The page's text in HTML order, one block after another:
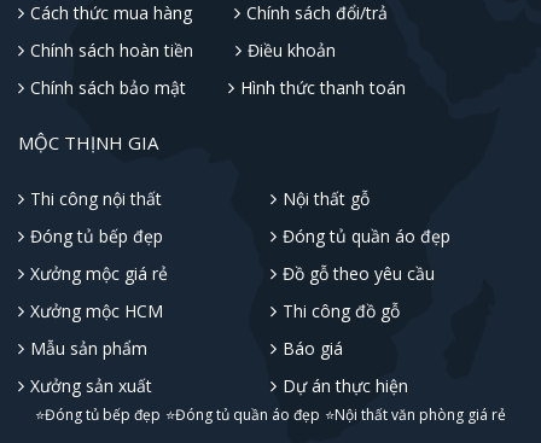
Cách thức mua hàng
Chính sách đổi/trả
Chính sách hoàn tiền
Điều khoản
Chính sách bảo mật
Hình thức thanh toán
MỘC THỊNH GIA
Thi công nội thất
Nội thất gỗ
Đóng tủ bếp đẹp
Đóng tủ quần áo đẹp
Xưởng mộc giá rẻ
Đồ gỗ theo yêu cầu
Xưởng mộc HCM
Thi công đồ gỗ
Mẫu sản phẩm
Báo giá
Xưởng sản xuất
Dự án thực hiện
⭐Đóng tủ bếp đẹp ⭐Đóng tủ quần áo đẹp ⭐Nội thất văn phòng giá rẻ